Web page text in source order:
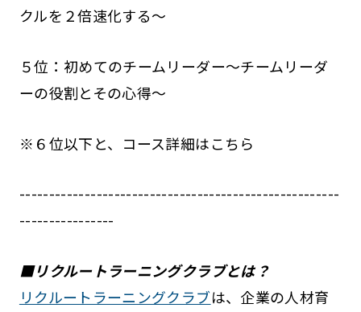
クルを２倍速化する～
５位：初めてのチームリーダー～チームリーダ
ーの役割とその心得～
※６位以下と、コース詳細はこちら
------------------------------------------------------
----------------
■リクルートラーニングクラブとは？
リクルートラーニングクラブは、企業の人材育